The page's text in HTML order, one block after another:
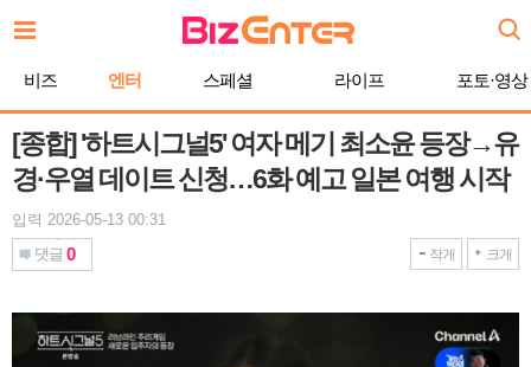
문
기
비즈 엔터 스페셜 라이프 포토·영상
[종합] '하트시그널5' 여자 메기 최소윤 등장→유
경·우열 데이트 신청…6화 예고 일본 여행 시작
입력 2026-05-13 00:31
댓글 0 작게 크게